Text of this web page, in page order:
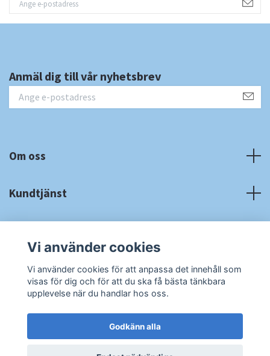
Anmäl dig till vår nyhetsbrev
Om oss
Kundtjänst
Sociala medier
© 2026 RA CardshopPowered by Quickbutik
Vi använder cookies
Vi använder cookies för att anpassa det innehåll som
visas för dig och för att du ska få bästa tänkbara
upplevelse när du handlar hos oss.
Godkänn alla